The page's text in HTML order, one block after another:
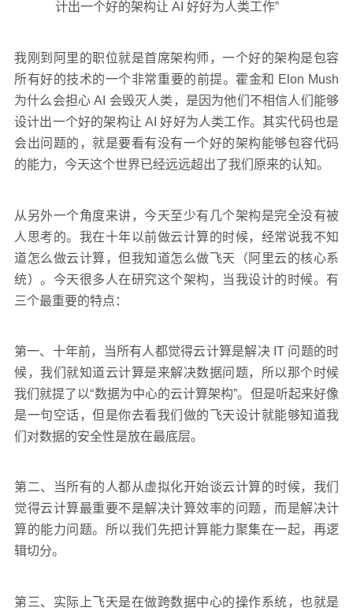
计出一个好的架构让 AI 好好为人类工作”
我刚到阿里的职位就是首席架构师，一个好的架构是包容
所有好的技术的一个非常重要的前提。霍金和 Elon Mush
为什么会担心 AI 会毁灭人类，是因为他们不相信人们能够
设计出一个好的架构让 AI 好好为人类工作。其实代码也是
会出问题的，就是要看有没有一个好的架构能够包容代码
的能力，今天这个世界已经远远超出了我们原来的认知。
从另外一个角度来讲，今天至少有几个架构是完全没有被
人思考的。我在十年以前做云计算的时候，经常说我不知
道怎么做云计算，但我知道怎么做飞天（阿里云的核心系
统）。今天很多人在研究这个架构，当我设计的时候。有
三个最重要的特点：
第一、十年前，当所有人都觉得云计算是解决 IT 问题的时
候，我们就知道云计算是来解决数据问题，所以那个时候
我们就提了以“数据为中心的云计算架构”。但是听起来好像
是一句空话，但是你去看我们做的飞天设计就能够知道我
们对数据的安全性是放在最底层。
第二、当所有的人都从虚拟化开始谈云计算的时候，我们
觉得云计算最重要不是解决计算效率的问题，而是解决计
算的能力问题。所以我们先把计算能力聚集在一起，再逻
辑切分。
第三、实际上飞天是在做跨数据中心的操作系统，也就是